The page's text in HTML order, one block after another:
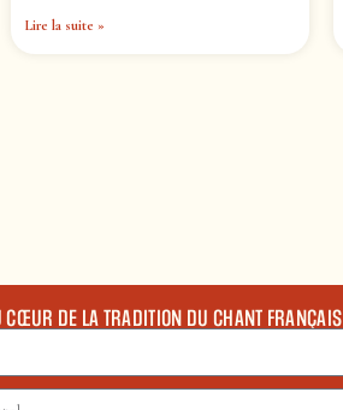
Lire la suite »
CŒUR DE LA TRADITION DU CHANT FRANÇAIS